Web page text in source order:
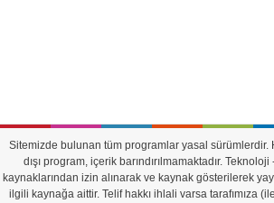
Sitemizde bulunan tüm programlar yasal sürümlerdir.
dışı program, içerik barındırılmamaktadır.
kaynaklarından izin alınarak ve kaynak gösterilerek
ilgili kaynağa aittir. Telif hakkı ihlali varsa tarafımıza